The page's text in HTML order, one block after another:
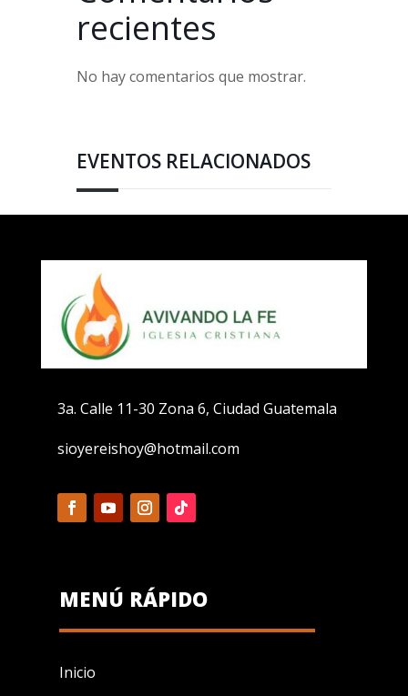
recientes
No hay comentarios que mostrar.
EVENTOS RELACIONADOS
3a. Calle 11-30 Zona 6, Ciudad Guatemala
sioyereishoy@hotmail.com
MENÚ RÁPIDO
Inicio